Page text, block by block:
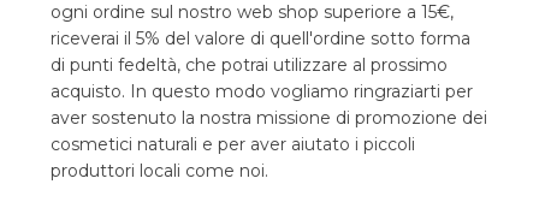
ogni ordine sul nostro web shop superiore a 15€,
riceverai il 5% del valore di quell'ordine sotto forma
di punti fedeltà, che potrai utilizzare al prossimo
acquisto. In questo modo vogliamo ringraziarti per
aver sostenuto la nostra missione di promozione dei
cosmetici naturali e per aver aiutato i piccoli
produttori locali come noi.